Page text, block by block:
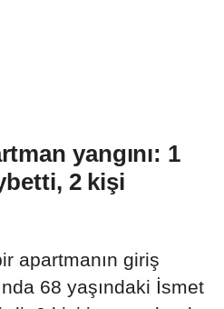
yangını: 1
2 kişi
apartmanın giriş
68 yaşındaki İsmet